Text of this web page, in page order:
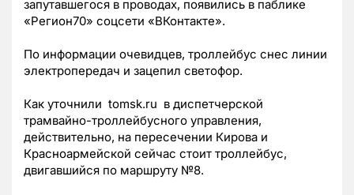
запутавшегося в проводах, появились в паблике
«Регион70» соцсети «ВКонтакте».
По информации очевидцев, троллейбус снес линии
электропередач и зацепил светофор.
Как уточнили tomsk.ru в диспетчерской
трамвайно-троллейбусного управления,
действительно, на пересечении Кирова и
Красноармейской сейчас стоит троллейбус,
двигавшийся по маршруту №8.